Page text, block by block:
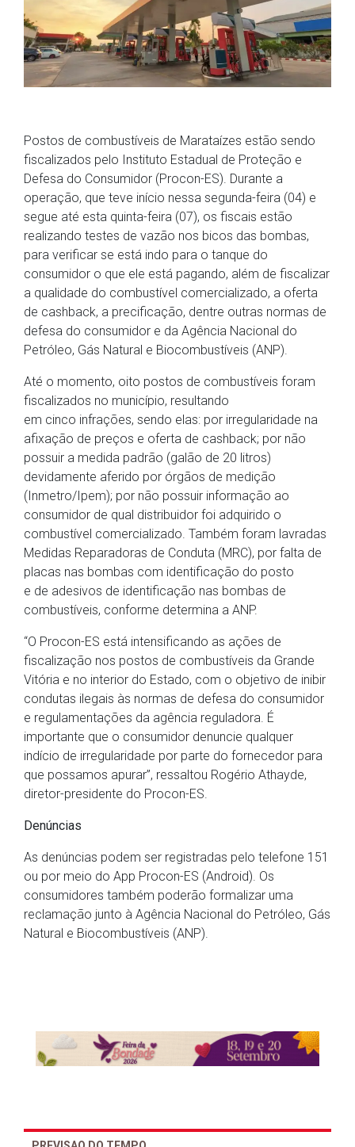
Postos de combustíveis de Marataízes estão sendo
fiscalizados pelo Instituto Estadual de Proteção e
Defesa do Consumidor (Procon-ES). Durante a
operação, que teve início nessa segunda-feira (04) e
segue até esta quinta-feira (07), os fiscais estão
realizando testes de vazão nos bicos das bombas,
para verificar se está indo para o tanque do
consumidor o que ele está pagando, além de fiscalizar
a qualidade do combustível comercializado, a oferta
de cashback, a precificação, dentre outras normas de
defesa do consumidor e da Agência Nacional do
Petróleo, Gás Natural e Biocombustíveis (ANP).
Até o momento, oito postos de combustíveis foram
fiscalizados no município, resultando
em cinco infrações, sendo elas: por irregularidade na
afixação de preços e oferta de cashback; por não
possuir a medida padrão (galão de 20 litros)
devidamente aferido por órgãos de medição
(Inmetro/Ipem); por não possuir informação ao
consumidor de qual distribuidor foi adquirido o
combustível comercializado. Também foram lavradas
Medidas Reparadoras de Conduta (MRC), por falta de
placas nas bombas com identificação do posto
e de adesivos de identificação nas bombas de
combustíveis, conforme determina a ANP.
“O Procon-ES está intensificando as ações de
fiscalização nos postos de combustíveis da Grande
Vitória e no interior do Estado, com o objetivo de inibir
condutas ilegais às normas de defesa do consumidor
e regulamentações da agência reguladora. É
importante que o consumidor denuncie qualquer
indício de irregularidade por parte do fornecedor para
que possamos apurar”, ressaltou Rogério Athayde,
diretor-presidente do Procon-ES.
Denúncias
As denúncias podem ser registradas pelo telefone 151
ou por meio do App Procon-ES (Android). Os
consumidores também poderão formalizar uma
reclamação junto à Agência Nacional do Petróleo, Gás
Natural e Biocombustíveis (ANP).